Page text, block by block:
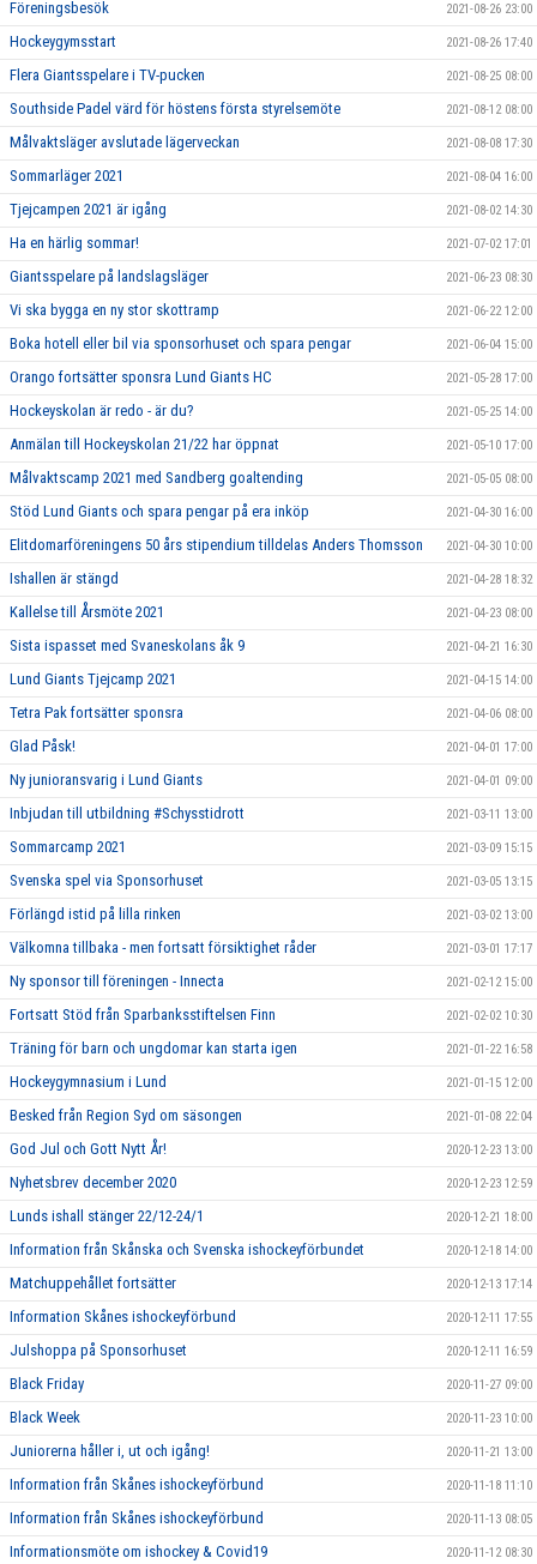
Föreningsbesök 2021-08-26 23:00
Hockeygymsstart 2021-08-26 17:40
Flera Giantsspelare i TV-pucken 2021-08-25 08:00
Southside Padel värd för höstens första styrelsemöte 2021-08-12 08:00
Målvaktsläger avslutade lägerveckan 2021-08-08 17:30
Sommarläger 2021 2021-08-04 16:00
Tjejcampen 2021 är igång 2021-08-02 14:30
Ha en härlig sommar! 2021-07-02 17:01
Giantsspelare på landslagsläger 2021-06-23 08:30
Vi ska bygga en ny stor skottramp 2021-06-22 12:00
Boka hotell eller bil via sponsorhuset och spara pengar 2021-06-04 15:00
Orango fortsätter sponsra Lund Giants HC 2021-05-28 17:00
Hockeyskolan är redo - är du? 2021-05-25 14:00
Anmälan till Hockeyskolan 21/22 har öppnat 2021-05-10 17:00
Målvaktscamp 2021 med Sandberg goaltending 2021-05-05 08:00
Stöd Lund Giants och spara pengar på era inköp 2021-04-30 16:00
Elitdomarföreningens 50 års stipendium tilldelas Anders Thomsson 2021-04-30 10:00
Ishallen är stängd 2021-04-28 18:32
Kallelse till Årsmöte 2021 2021-04-23 08:00
Sista ispasset med Svaneskolans åk 9 2021-04-21 16:30
Lund Giants Tjejcamp 2021 2021-04-15 14:00
Tetra Pak fortsätter sponsra 2021-04-06 08:00
Glad Påsk! 2021-04-01 17:00
Ny junioransvarig i Lund Giants 2021-04-01 09:00
Inbjudan till utbildning #Schysstidrott 2021-03-11 13:00
Sommarcamp 2021 2021-03-09 15:15
Svenska spel via Sponsorhuset 2021-03-05 13:15
Förlängd istid på lilla rinken 2021-03-02 13:00
Välkomna tillbaka - men fortsatt försiktighet råder 2021-03-01 17:17
Ny sponsor till föreningen - Innecta 2021-02-12 15:00
Fortsatt Stöd från Sparbanksstiftelsen Finn 2021-02-02 10:30
Träning för barn och ungdomar kan starta igen 2021-01-22 16:58
Hockeygymnasium i Lund 2021-01-15 12:00
Besked från Region Syd om säsongen 2021-01-08 22:04
God Jul och Gott Nytt År! 2020-12-23 13:00
Nyhetsbrev december 2020 2020-12-23 12:59
Lunds ishall stänger 22/12-24/1 2020-12-21 18:00
Information från Skånska och Svenska ishockeyförbundet 2020-12-18 14:00
Matchuppehållet fortsätter 2020-12-13 17:14
Information Skånes ishockeyförbund 2020-12-11 17:55
Julshoppa på Sponsorhuset 2020-12-11 16:59
Black Friday 2020-11-27 09:00
Black Week 2020-11-23 10:00
Juniorerna håller i, ut och igång! 2020-11-21 13:00
Information från Skånes ishockeyförbund 2020-11-18 11:10
Information från Skånes ishockeyförbund 2020-11-13 08:05
Informationsmöte om ishockey & Covid19 2020-11-12 08:30